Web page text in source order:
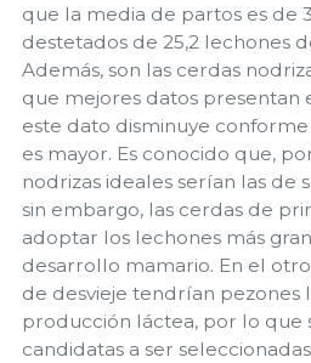
que la media de partos es de
destetados de 25,2 lechones
Además, son las cerdas
que mejores datos presentan
este dato disminuye
es mayor. Es conocido que,
nodrizas ideales serían las
sin embargo, las cerdas de
adoptar los lechones más
desarrollo mamario. En el
de desvieje tendrían pezones
producción láctea, por lo que
candidatas a ser